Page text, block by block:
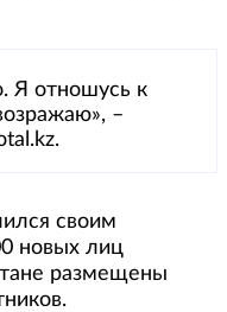
Я отношусь к
–
своим
новых лиц
размещены